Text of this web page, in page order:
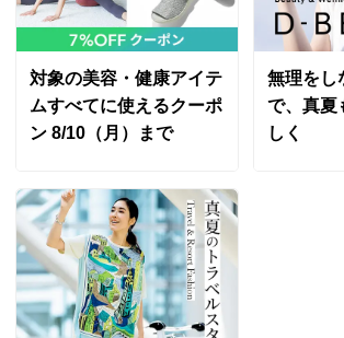
対象の美容・健康アイテ
ムすべてに使えるクーポ
ン 8/10（月）まで
無理をし
で、真夏
しく